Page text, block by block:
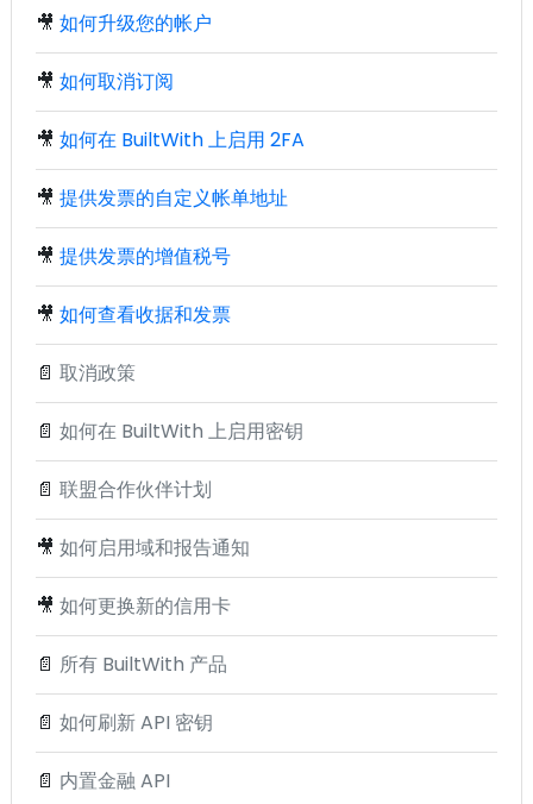
🎥 如何升级您的帐户
🎥 如何取消订阅
🎥 如何在 BuiltWith 上启用 2FA
🎥 提供发票的自定义帐单地址
🎥 提供发票的增值税号
🎥 如何查看收据和发票
📄 取消政策
📄 如何在 BuiltWith 上启用密钥
📄 联盟合作伙伴计划
🎥 如何启用域和报告通知
🎥 如何更换新的信用卡
📄 所有 BuiltWith 产品
📄 如何刷新 API 密钥
📄 内置金融 API